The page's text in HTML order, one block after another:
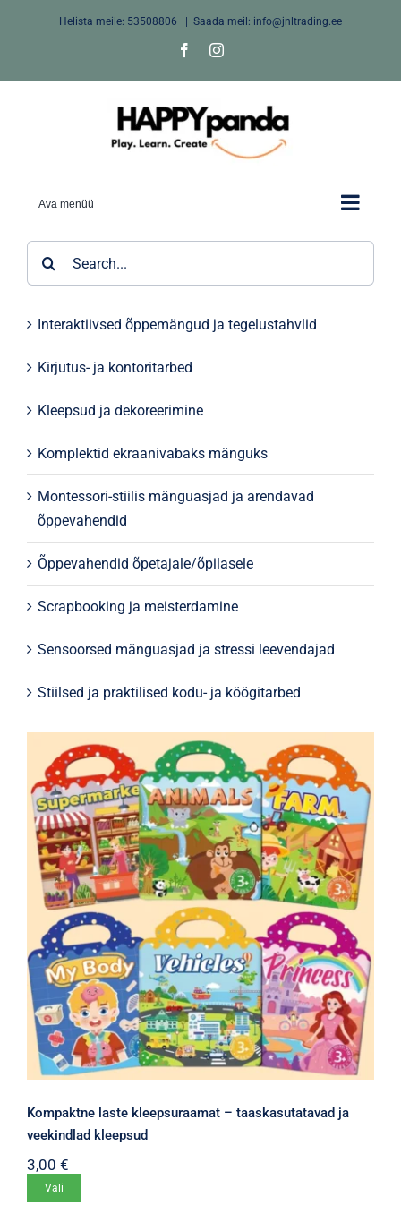
Helista meile: 53508806 Saada meil: info@jnltrading.ee
FacebookInstagram
Ava menüü
Interaktiivsed õppemängud ja tegelustahvlid
Kirjutus- ja kontoritarbed
Kleepsud ja dekoreerimine
Komplektid ekraanivabaks mänguks
Montessori-stiilis mänguasjad ja arendavad
õppevahendid
Õppevahendid õpetajale/õpilasele
Scrapbooking ja meisterdamine
Sensoorsed mänguasjad ja stressi leevendajad
Stiilsed ja praktilised kodu- ja köögitarbed
Kompaktne laste kleepsuraamat – taaskasutatavad ja
veekindlad kleepsud
3,00 €
Vali